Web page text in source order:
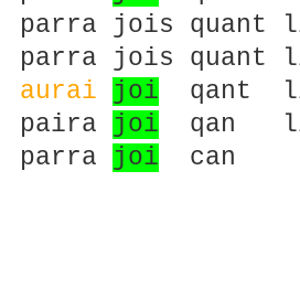
jois quant
jois quant
aurai joi qant li
joi qan li
parra joi